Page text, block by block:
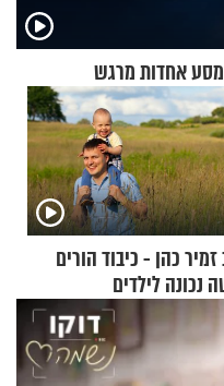
אחדות מרגש
כהן - כיבוד הורים
נכונה לילדים